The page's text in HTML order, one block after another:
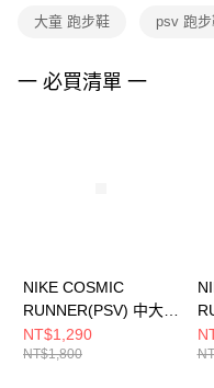
３．未成年的使用者請事先徵
４．使用「AFTEE先享後付」
大童 跑步鞋 psv 跑
一 必買清單 一
NIKE COSMIC
RUNNER(PSV) 中大童
跑步鞋 IQ1141161
NT$1,290
NT$1,800